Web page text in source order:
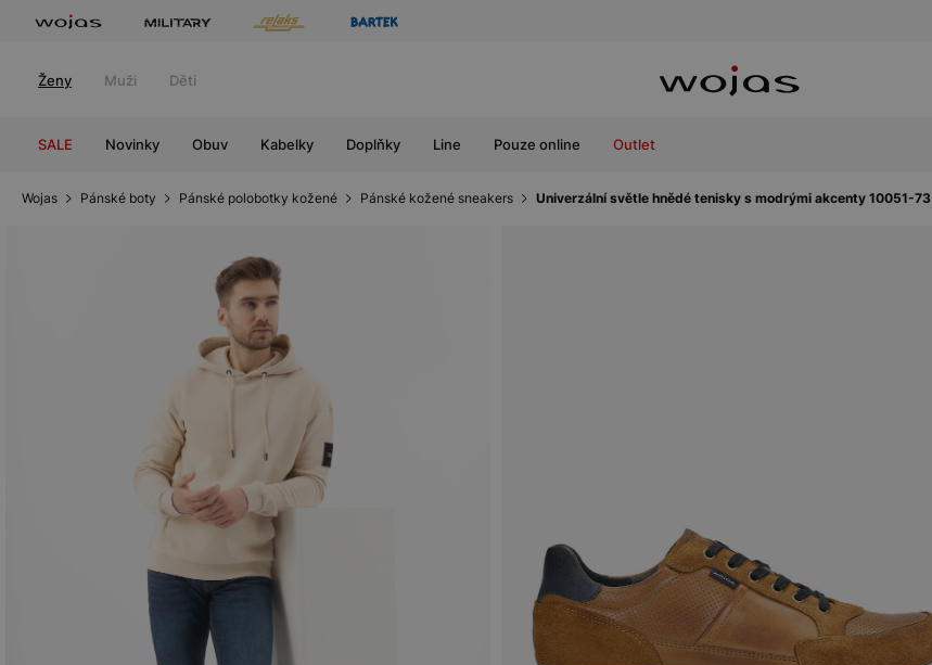
Ženy Muži Děti
SALE Novinky Obuv Kabelky Doplňky Line Pouze online Outlet
Wojas Pánské boty Pánské polobotky kožené Pánské kožené sneakers Univerzální světle hnědé tenisky s modrými akcenty 10051-73